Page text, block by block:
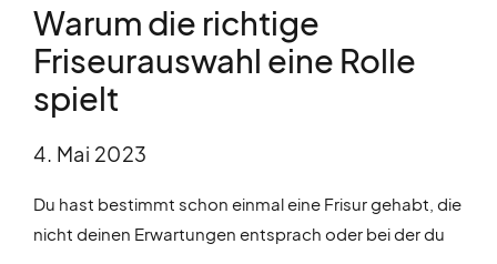
Warum die richtige
Friseurauswahl eine Rolle
spielt
4. Mai 2023
Du hast bestimmt schon einmal eine Frisur gehabt, die
nicht deinen Erwartungen entsprach oder bei der du